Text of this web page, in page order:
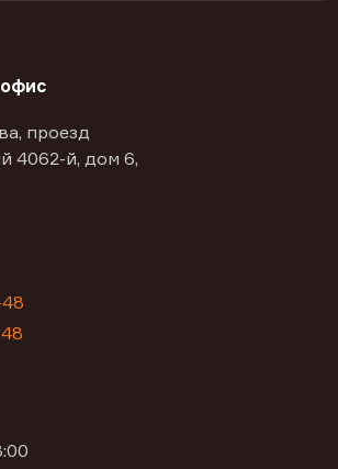
проезд
4062-й, дом 6,